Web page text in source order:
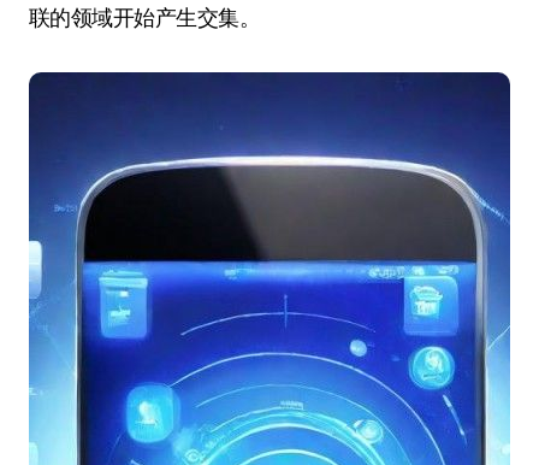
联的领域开始产生交集。